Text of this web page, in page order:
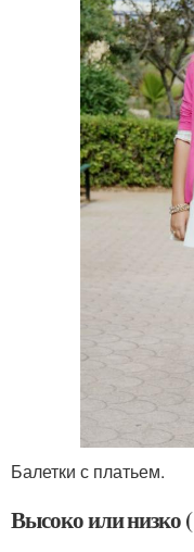
Балетки с платьем.
Высоко или низко (